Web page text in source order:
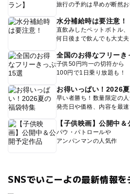
旅行の予約は早めが断然お
水分補給時は要注意！
直飲みしたペットボトル、
何日後まで飲んでも大丈夫
全国のお得なフリーき
子供50円均一の切符から
100円で1日乗り放題も！
お得いっぱい！2026
早い者勝ち！数量限定の
発売日や価格、内容を最
【子供映画】公開中
パウ・パトロールや
アンパンマンの人気作
SNSでいこーよの最新情報を